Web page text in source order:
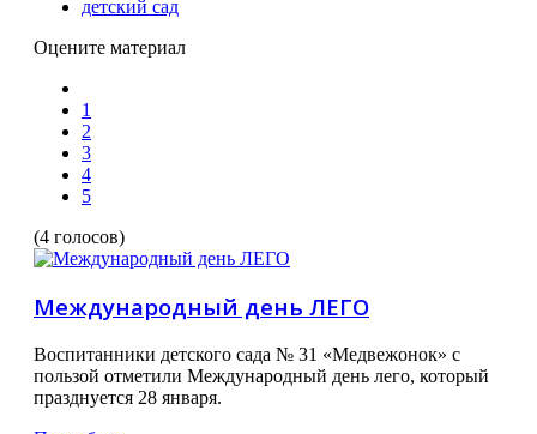
детский сад
Оцените материал
1
2
3
4
5
(4 голосов)
Международный день ЛЕГО
Воспитанники детского сада № 31 «Медвежонок» с
пользой отметили Международный день лего, который
празднуется 28 января.